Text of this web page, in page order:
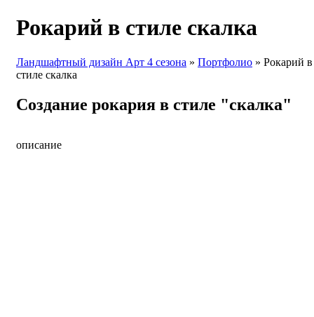
Рокарий в стиле скалка
Ландшафтный дизайн Арт 4 сезона » Портфолио » Рокарий в
стиле скалка
Создание рокария в стиле "скалка"
описание